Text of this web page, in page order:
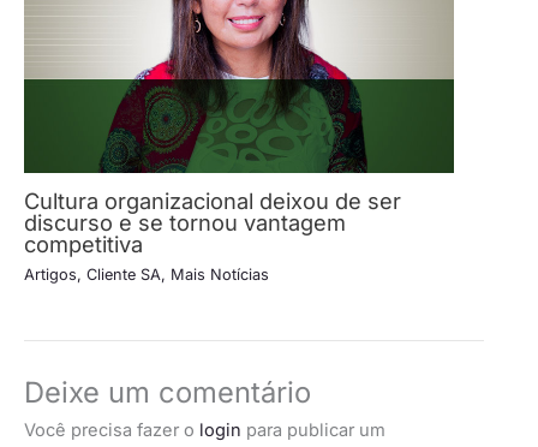
Cultura organizacional deixou de ser
discurso e se tornou vantagem
competitiva
Artigos, Cliente SA, Mais Notícias
Deixe um comentário
Você precisa fazer o login para publicar um